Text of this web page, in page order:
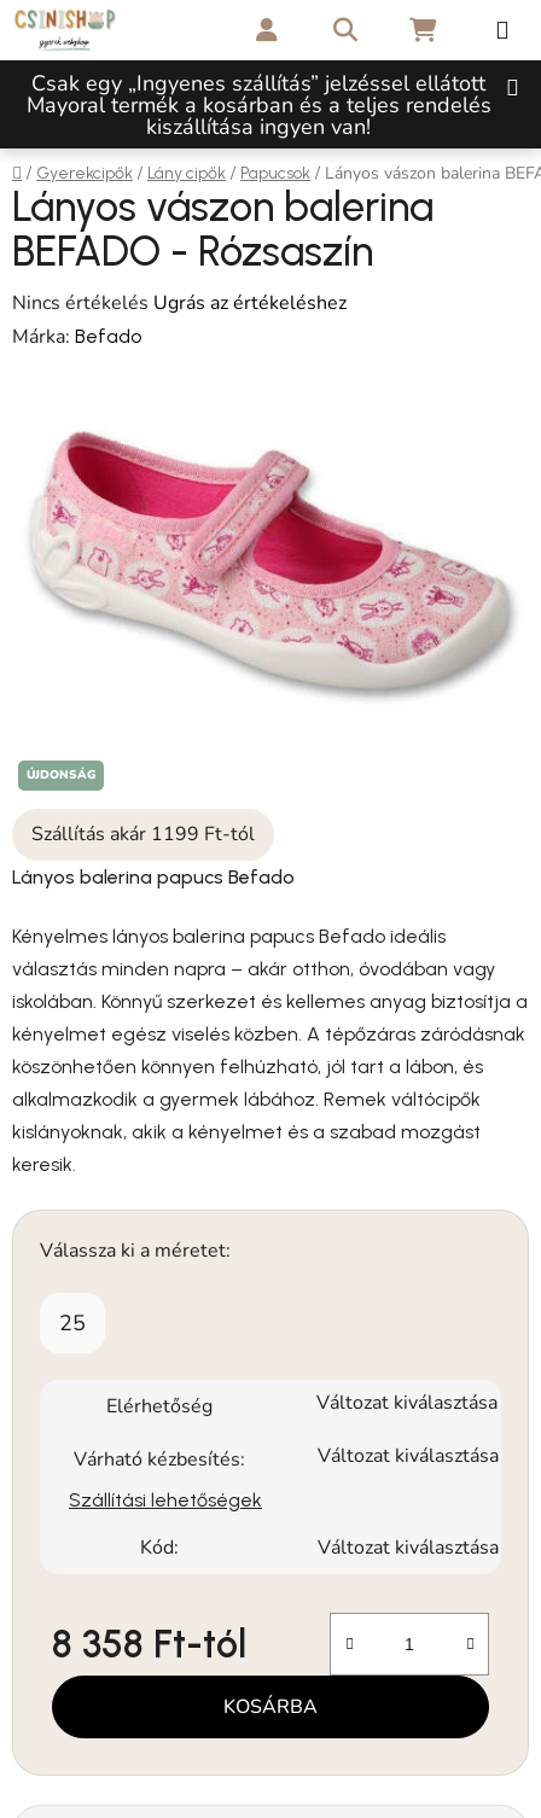
Ugrás a fő tartalomhoz
Csak egy „Ingyenes szállítás” jelzéssel ellátott
Mayoral termék a kosárban és a teljes rendelés
kiszállítása ingyen van!
KeresésKOSÁR
Kezdőlap
/ Gyerekcipők / Lány cipők / Papucsok / Lányos vászon balerina
Szállítás akár 1199 Ft-tól
Lányos balerina papucs Befado
Kényelmes lányos balerina papucs Befado ideális
választás minden napra – akár otthon, óvodában vagy
iskolában. Könnyű szerkezet és kellemes anyag biztosítja a
kényelmet egész viselés közben. A tépőzáras záródásnak
köszönhetően könnyen felhúzható, jól tart a lábon, és
alkalmazkodik a gyermek lábához. Remek váltócipők
kislányoknak, akik a kényelmet és a szabad mozgást
keresik.
Válassza ki a méretet:
25
Elérhetőség Változat kiválasztása
Várható kézbesítés: Változat kiválasztása
Szállítási lehetőségek
Kód: Változat kiválasztása
8 358 Ft-tól
Egységár:
KOSÁRBA
Lányos vászon balerina
BEFADO - Rózsaszín
A termék átlagos értékelése 5-ből 0,0 csillag.
Nincs értékelés Ugrás az értékeléshez
Márka: Befado
ÚJDONSÁG